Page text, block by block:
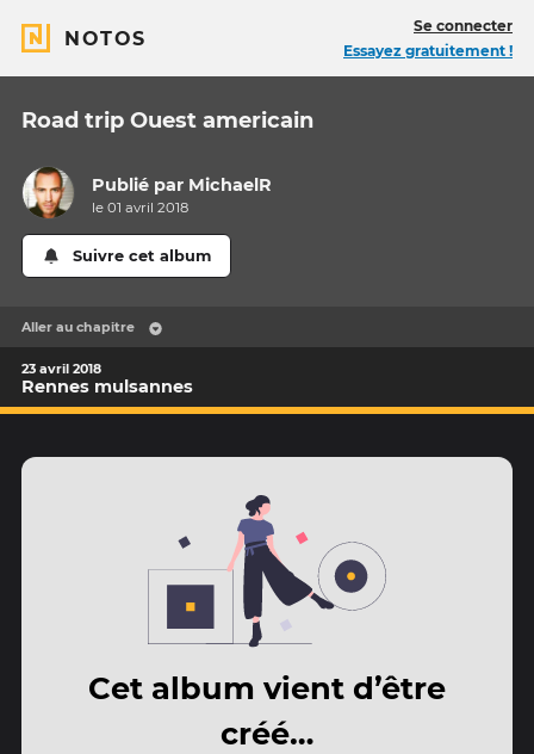
NOTOS
Se connecter
Essayez gratuitement !
Road trip Ouest americain
Publié par MichaelR
le 01 avril 2018
Suivre cet album
Aller au chapitre
23 avril 2018
Rennes mulsannes
Cet album vient d’être
créé…